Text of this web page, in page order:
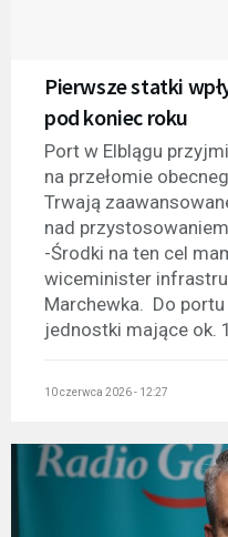
Pierwsze statki
pod koniec roku
Port w Elblągu
na przełomie
Trwają
nad
-Środki na ten cel
wiceminister
Marchewka. Do portu
jednostki mające ok.
10 czerwca 2026 - 12:27